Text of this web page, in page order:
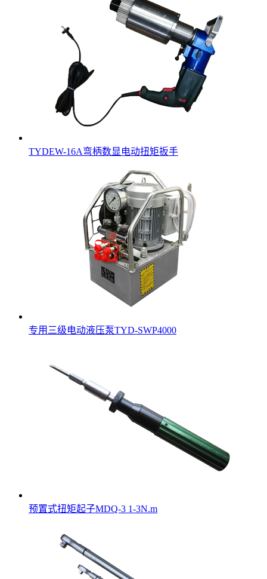
TYDEW-16A弯柄数显电动扭矩扳手
专用三级电动液压泵TYD-SWP4000
预置式扭矩起子MDQ-3 1-3N.m